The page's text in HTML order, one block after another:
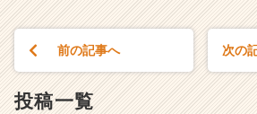
前の記事へ 次の
投稿一覧